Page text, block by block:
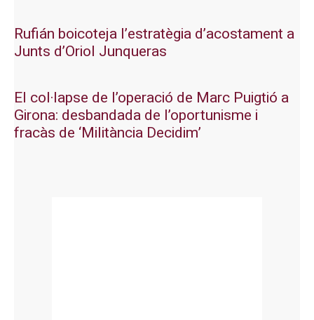
Rufián boicoteja l’estratègia d’acostament a
Junts d’Oriol Junqueras
El col·lapse de l’operació de Marc Puigtió a
Girona: desbandada de l’oportunisme i
fracàs de ‘Militància Decidim’